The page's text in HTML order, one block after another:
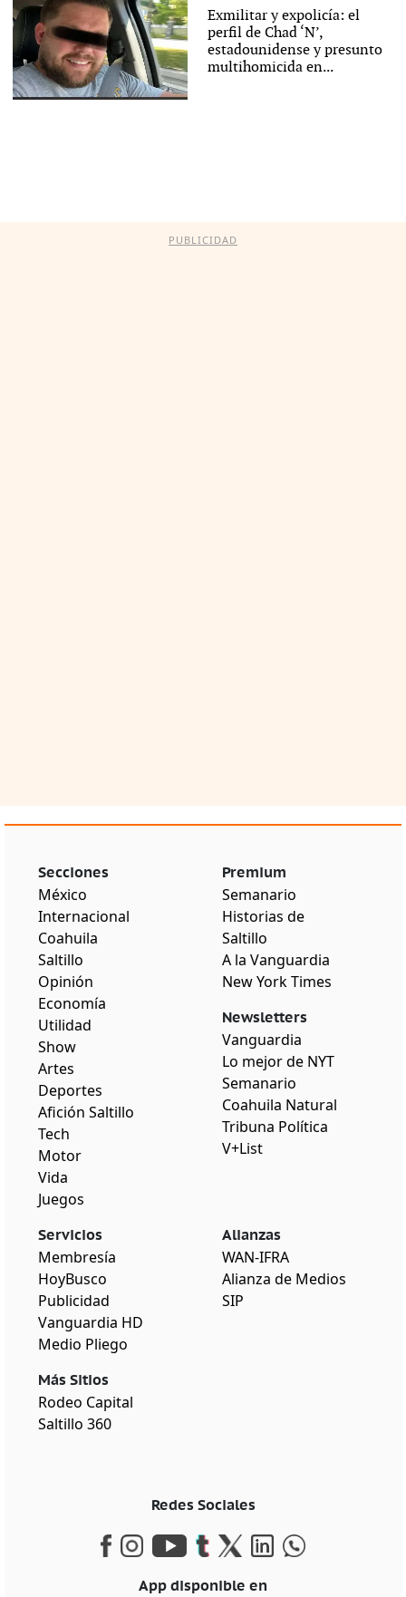
Exmilitar y expolicía: el
perfil de Chad ‘N’,
estadounidense y presunto
multihomicida en...
PUBLICIDAD
Secciones
México
Internacional
Coahuila
Saltillo
Opinión
Economía
Utilidad
Show
Artes
Deportes
Afición Saltillo
Tech
Motor
Vida
Juegos
Premium
Semanario
Historias de
Saltillo
A la Vanguardia
New York Times
Newsletters
Vanguardia
Lo mejor de NYT
Semanario
Coahuila Natural
Tribuna Política
V+List
Servicios
Membresía
HoyBusco
Publicidad
Vanguardia HD
Medio Pliego
Más Sitios
Rodeo Capital
Saltillo 360
Alianzas
WAN-IFRA
Alianza de Medios
SIP
Redes Sociales
App disponible en